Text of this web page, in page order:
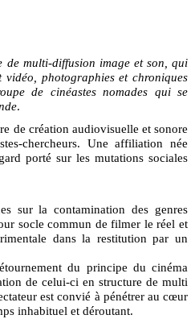
de multi-diffusion image et son, qui
vidéo, photographies et chroniques
de cinéastes nomades qui se
.
de création audiovisuelle et sonore
chercheurs. Une affiliation née
porté sur les mutations sociales
sur la contamination des genres
socle commun de filmer le réel et
dans la restitution par un
du principe du cinéma
de celui-ci en structure de multi
est convié à pénétrer au cœur
inhabituel et déroutant.